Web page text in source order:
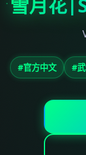
#官方中文 #